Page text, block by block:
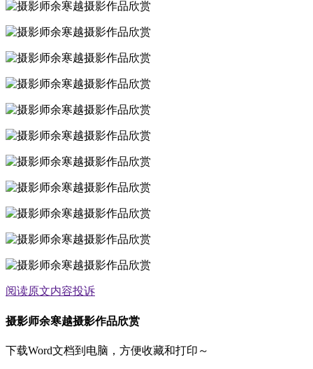
阅读原文内容投诉
摄影师余寒越摄影作品欣赏
下载Word文档到电脑，方便收藏和打印～